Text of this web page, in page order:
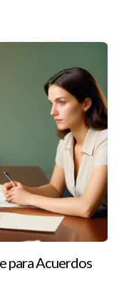
nuevas casas
más tiempo libre y
opciones.
de mantener una
Publicar contenido
en la mente de
de atraer
especialmente en
para Acuerdos